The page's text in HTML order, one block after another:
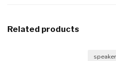
Related products
speaker